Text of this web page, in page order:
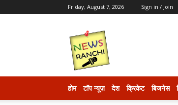
Friday, August 7, 2026 Sign in / Join
होम टॉप न्यूज़ देश क्रिकेट बिजनेस